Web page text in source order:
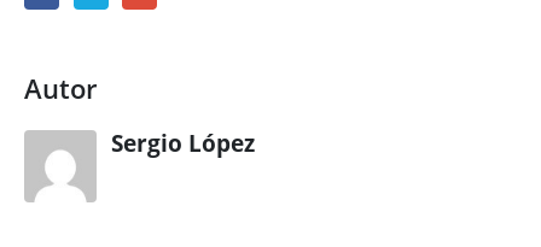
Autor
Sergio López